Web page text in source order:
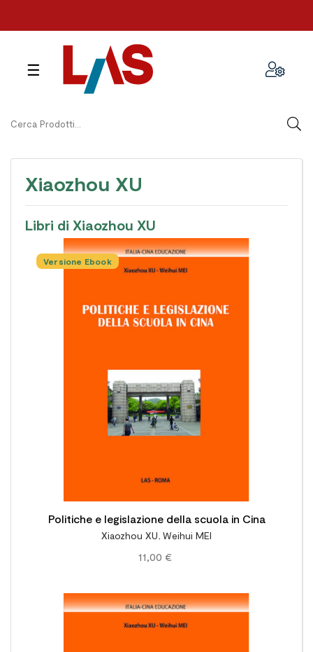
navigazione
☰
Xiaozhou XU
Libri di Xiaozhou XU
Versione Ebook
Politiche e legislazione della scuola in Cina
Xiaozhou XU, Weihui MEI
11,00 €